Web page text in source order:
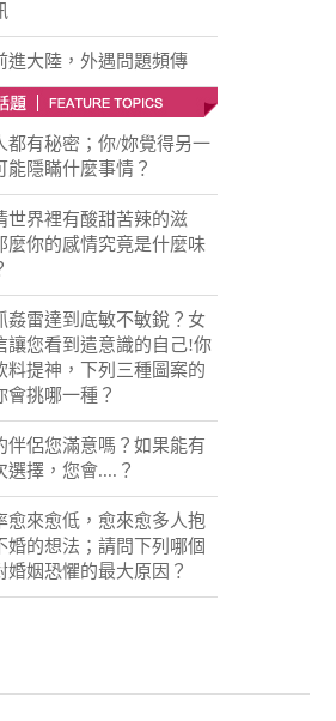
進大陸，外遇問題頻傳
都有秘密；你/妳覺得另一
能隱瞞什麼事情？
世界裡有酸甜苦辣的滋
麼你的感情究竟是什麼味
姦雷達到底敏不敏銳？女
讓您看到遣意識的自己!你
料提神，下列三種圖案的
會挑哪一種？
伴侶您滿意嗎？如果能有
選擇，您會....？
愈來愈低，愈來愈多人抱
婚的想法；請問下列哪個
婚姻恐懼的最大原因？